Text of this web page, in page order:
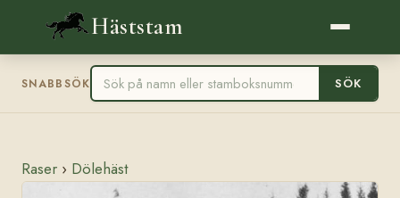
Häststam
SNABBSÖK SÖK
Raser › Dölehäst